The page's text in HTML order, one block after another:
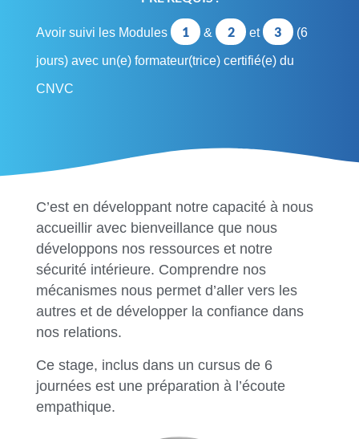
Avoir suivi les Modules 1 & 2 et 3 (6
jours) avec un(e) formateur(trice) certifié(e) du
CNVC
C’est en développant notre capacité à nous
accueillir avec bienveillance que nous
développons nos ressources et notre
sécurité intérieure. Comprendre nos
mécanismes nous permet d’aller vers les
autres et de développer la confiance dans
nos relations.
Ce stage, inclus dans un cursus de 6
journées est une préparation à l’écoute
empathique.